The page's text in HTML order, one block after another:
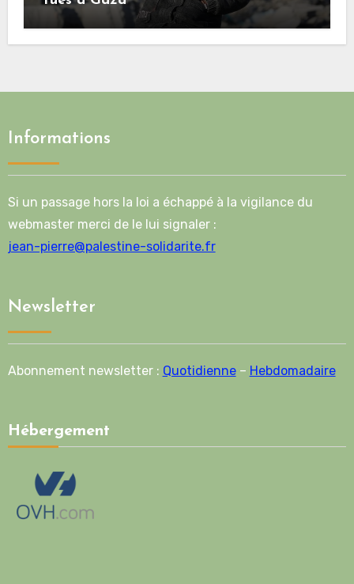
Informations
Si un passage hors la loi a échappé à la vigilance du
webmaster merci de le lui signaler :
jean-pierre@palestine-solidarite.fr
Newsletter
Abonnement newsletter : Quotidienne– Hebdomadaire
Hébergement